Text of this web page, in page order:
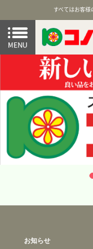
すべてはお客様
お知らせ